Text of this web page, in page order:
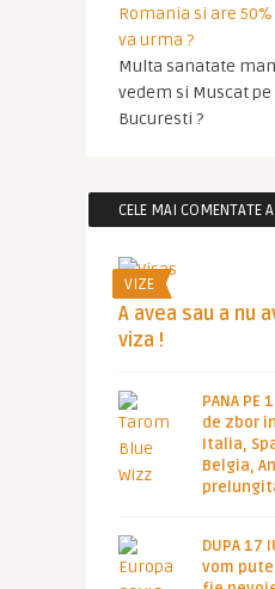
Romania si are
va urma ?
Multa sanatate
vedem si Muscat
Bucuresti ?
CELE MAI COMENTATE
VIZE
A avea sau a nu
viza !
PANA PE
de zbor
Italia,
Belgia,
DUPA 17
vom